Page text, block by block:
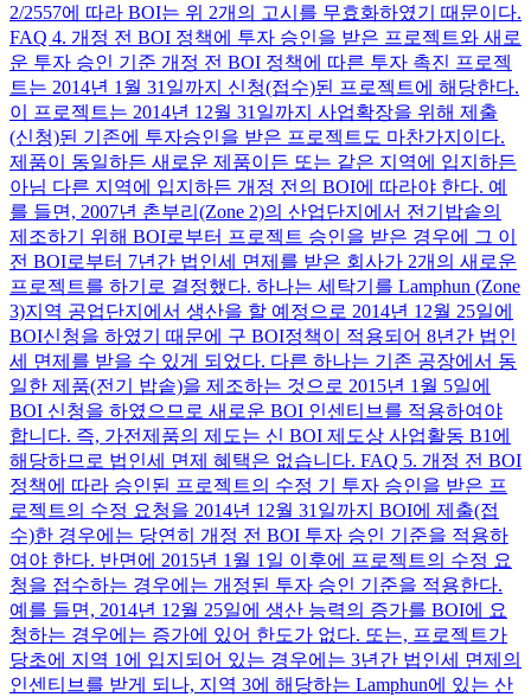
2/2557에 따라 BOI는 위 2개의 고시를 무효화하였기 때문이다.
FAQ 4. 개정 전 BOI 정책에 투자 승인을 받은 프로젝트와 새로
운 투자 승인 기준 개정 전 BOI 정책에 따른 투자 촉진 프로젝
트는 2014년 1월 31일까지 신청(접수)된 프로젝트에 해당한다.
이 프로젝트는 2014년 12월 31일까지 사업확장을 위해 제출
(신청)된 기존에 투자승인을 받은 프로젝트도 마찬가지이다.
제품이 동일하든 새로운 제품이든 또는 같은 지역에 입지하든
아님 다른 지역에 입지하든 개정 전의 BOI에 따라야 한다. 예
를 들면, 2007년 촌부리(Zone 2)의 산업단지에서 전기밥솥의
제조하기 위해 BOI로부터 프로젝트 승인을 받은 경우에 그 이
전 BOI로부터 7년간 법인세 면제를 받은 회사가 2개의 새로운
프로젝트를 하기로 결정했다. 하나는 세탁기를 Lamphun (Zone
3)지역 공업단지에서 생산을 할 예정으로 2014년 12월 25일에
BOI신청을 하였기 때문에 구 BOI정책이 적용되어 8년간 법인
세 면제를 받을 수 있게 되었다. 다른 하나는 기존 공장에서 동
일한 제품(전기 밥솥)을 제조하는 것으로 2015년 1월 5일에
BOI 신청을 하였으므로 새로운 BOI 인센티브를 적용하여야
합니다. 즉, 가전제품의 제도는 신 BOI 제도상 사업활동 B1에
해당하므로 법인세 면제 혜택은 없습니다. FAQ 5. 개정 전 BOI
정책에 따라 승인된 프로젝트의 수정 기 투자 승인을 받은 프
로젝트의 수정 요청을 2014년 12월 31일까지 BOI에 제출(접
수)한 경우에는 당연히 개정 전 BOI 투자 승인 기준을 적용하
여야 한다. 반면에 2015년 1월 1일 이후에 프로젝트의 수정 요
청을 접수하는 경우에는 개정된 투자 승인 기준을 적용한다.
예를 들면, 2014년 12월 25일에 생산 능력의 증가를 BOI에 요
청하는 경우에는 증가에 있어 한도가 없다. 또는, 프로젝트가
당초에 지역 1에 입지되어 있는 경우에는 3년간 법인세 면제의
인센티브를 받게 되나, 지역 3에 해당하는 Lamphun에 있는 산